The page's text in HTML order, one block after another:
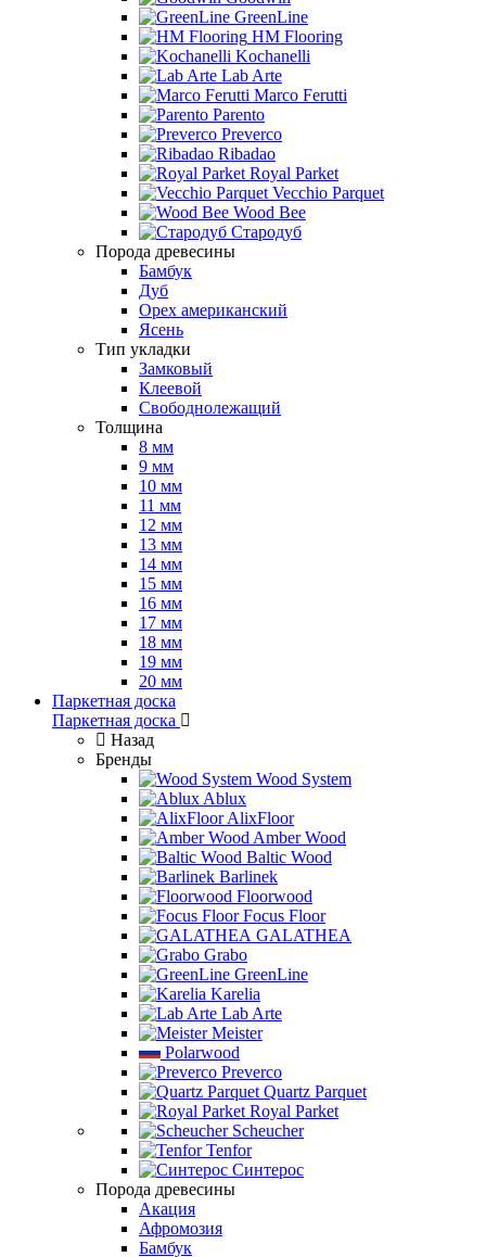
GreenLine
HM Flooring
Kochanelli
Lab Arte
Marco Ferutti
Parento
Preverco
Ribadao
Royal Parket
Vecchio Parquet
Wood Bee
Стародуб
Порода древесины
Бамбук
Дуб
Орех американский
Ясень
Тип укладки
Замковый
Клеевой
Свободнолежащий
Толщина
8 мм
9 мм
10 мм
11 мм
12 мм
13 мм
14 мм
15 мм
16 мм
17 мм
18 мм
19 мм
20 мм
Паркетная доска
Паркетная доска
Назад
Бренды
Wood System
Ablux
AlixFloor
Amber Wood
Baltic Wood
Barlinek
Floorwood
Focus Floor
GALATHEA
Grabo
GreenLine
Karelia
Lab Arte
Meister
Polarwood
Preverco
Quartz Parquet
Royal Parket
Scheucher
Tenfor
Синтерос
Порода древесины
Акация
Афромозия
Бамбук